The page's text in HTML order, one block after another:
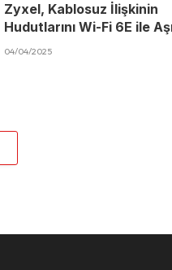
Zyxel, Kablosuz İlişkinin
Hudutlarını Wi-Fi 6E ile
04/04/2025